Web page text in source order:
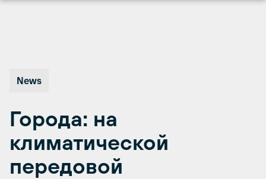
News
Города: на
климатической
передовой